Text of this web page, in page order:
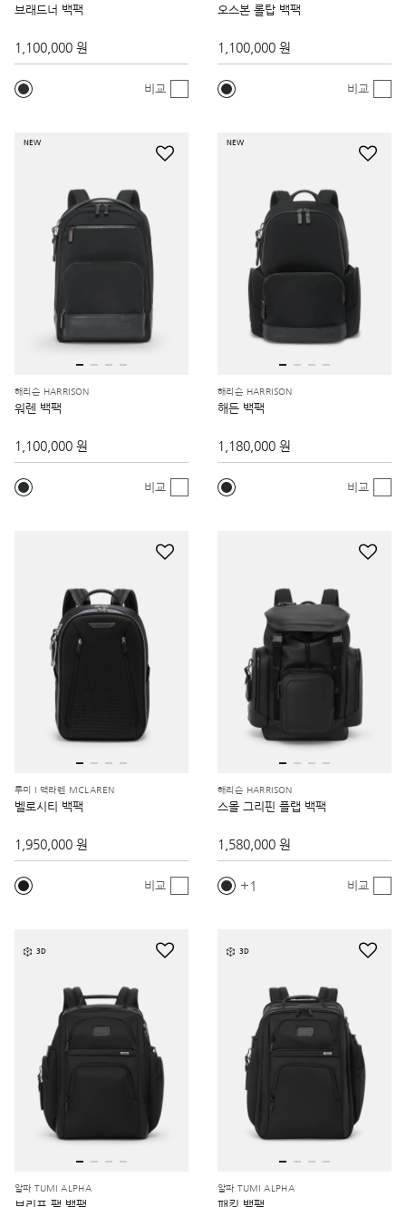
브래드너 백팩
1,100,000 원
비교
오스본 롤탑 백팩
1,100,000 원
비교
NEW
해리슨 HARRISON
워렌 백팩
1,100,000 원
비교
NEW
해리슨 HARRISON
해든 백팩
1,180,000 원
비교
투미 I 맥라렌 MCLAREN
벨로시티 백팩
1,950,000 원
비교
해리슨 HARRISON
스몰 그리핀 플랩 백팩
1,580,000 원
1 비교
3D
알파 TUMI ALPHA
3D
알파 TUMI ALPHA